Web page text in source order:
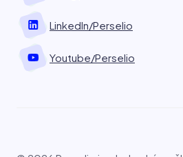
LinkedIn/Perselio
Youtube/Perselio